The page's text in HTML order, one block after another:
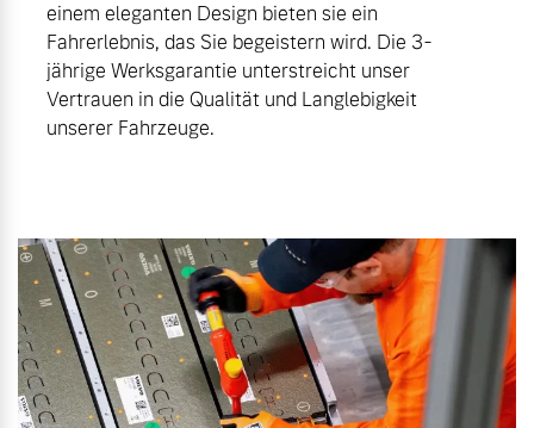
einem eleganten Design bieten sie ein
Fahrerlebnis, das Sie begeistern wird. Die 3-
jährige Werksgarantie unterstreicht unser
Vertrauen in die Qualität und Langlebigkeit
unserer Fahrzeuge.